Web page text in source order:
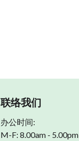
联络我们
办公时间:
M-F: 8.00am - 5.00pm